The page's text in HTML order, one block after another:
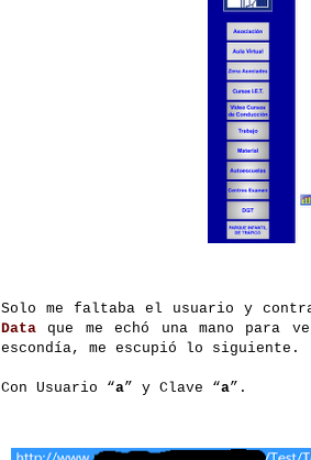
Solo me faltaba el usuario y
Data
que me echó una mano
escondía, me escupió lo siguiente.
Con Usuario “a” y Clave “a”.